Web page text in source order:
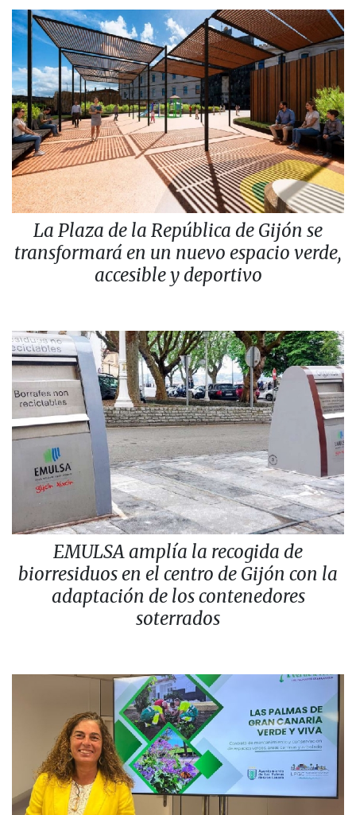
La Plaza de la República de Gijón se
transformará en un nuevo espacio verde,
accesible y deportivo
EMULSA amplía la recogida de
biorresiduos en el centro de Gijón con la
adaptación de los contenedores
soterrados